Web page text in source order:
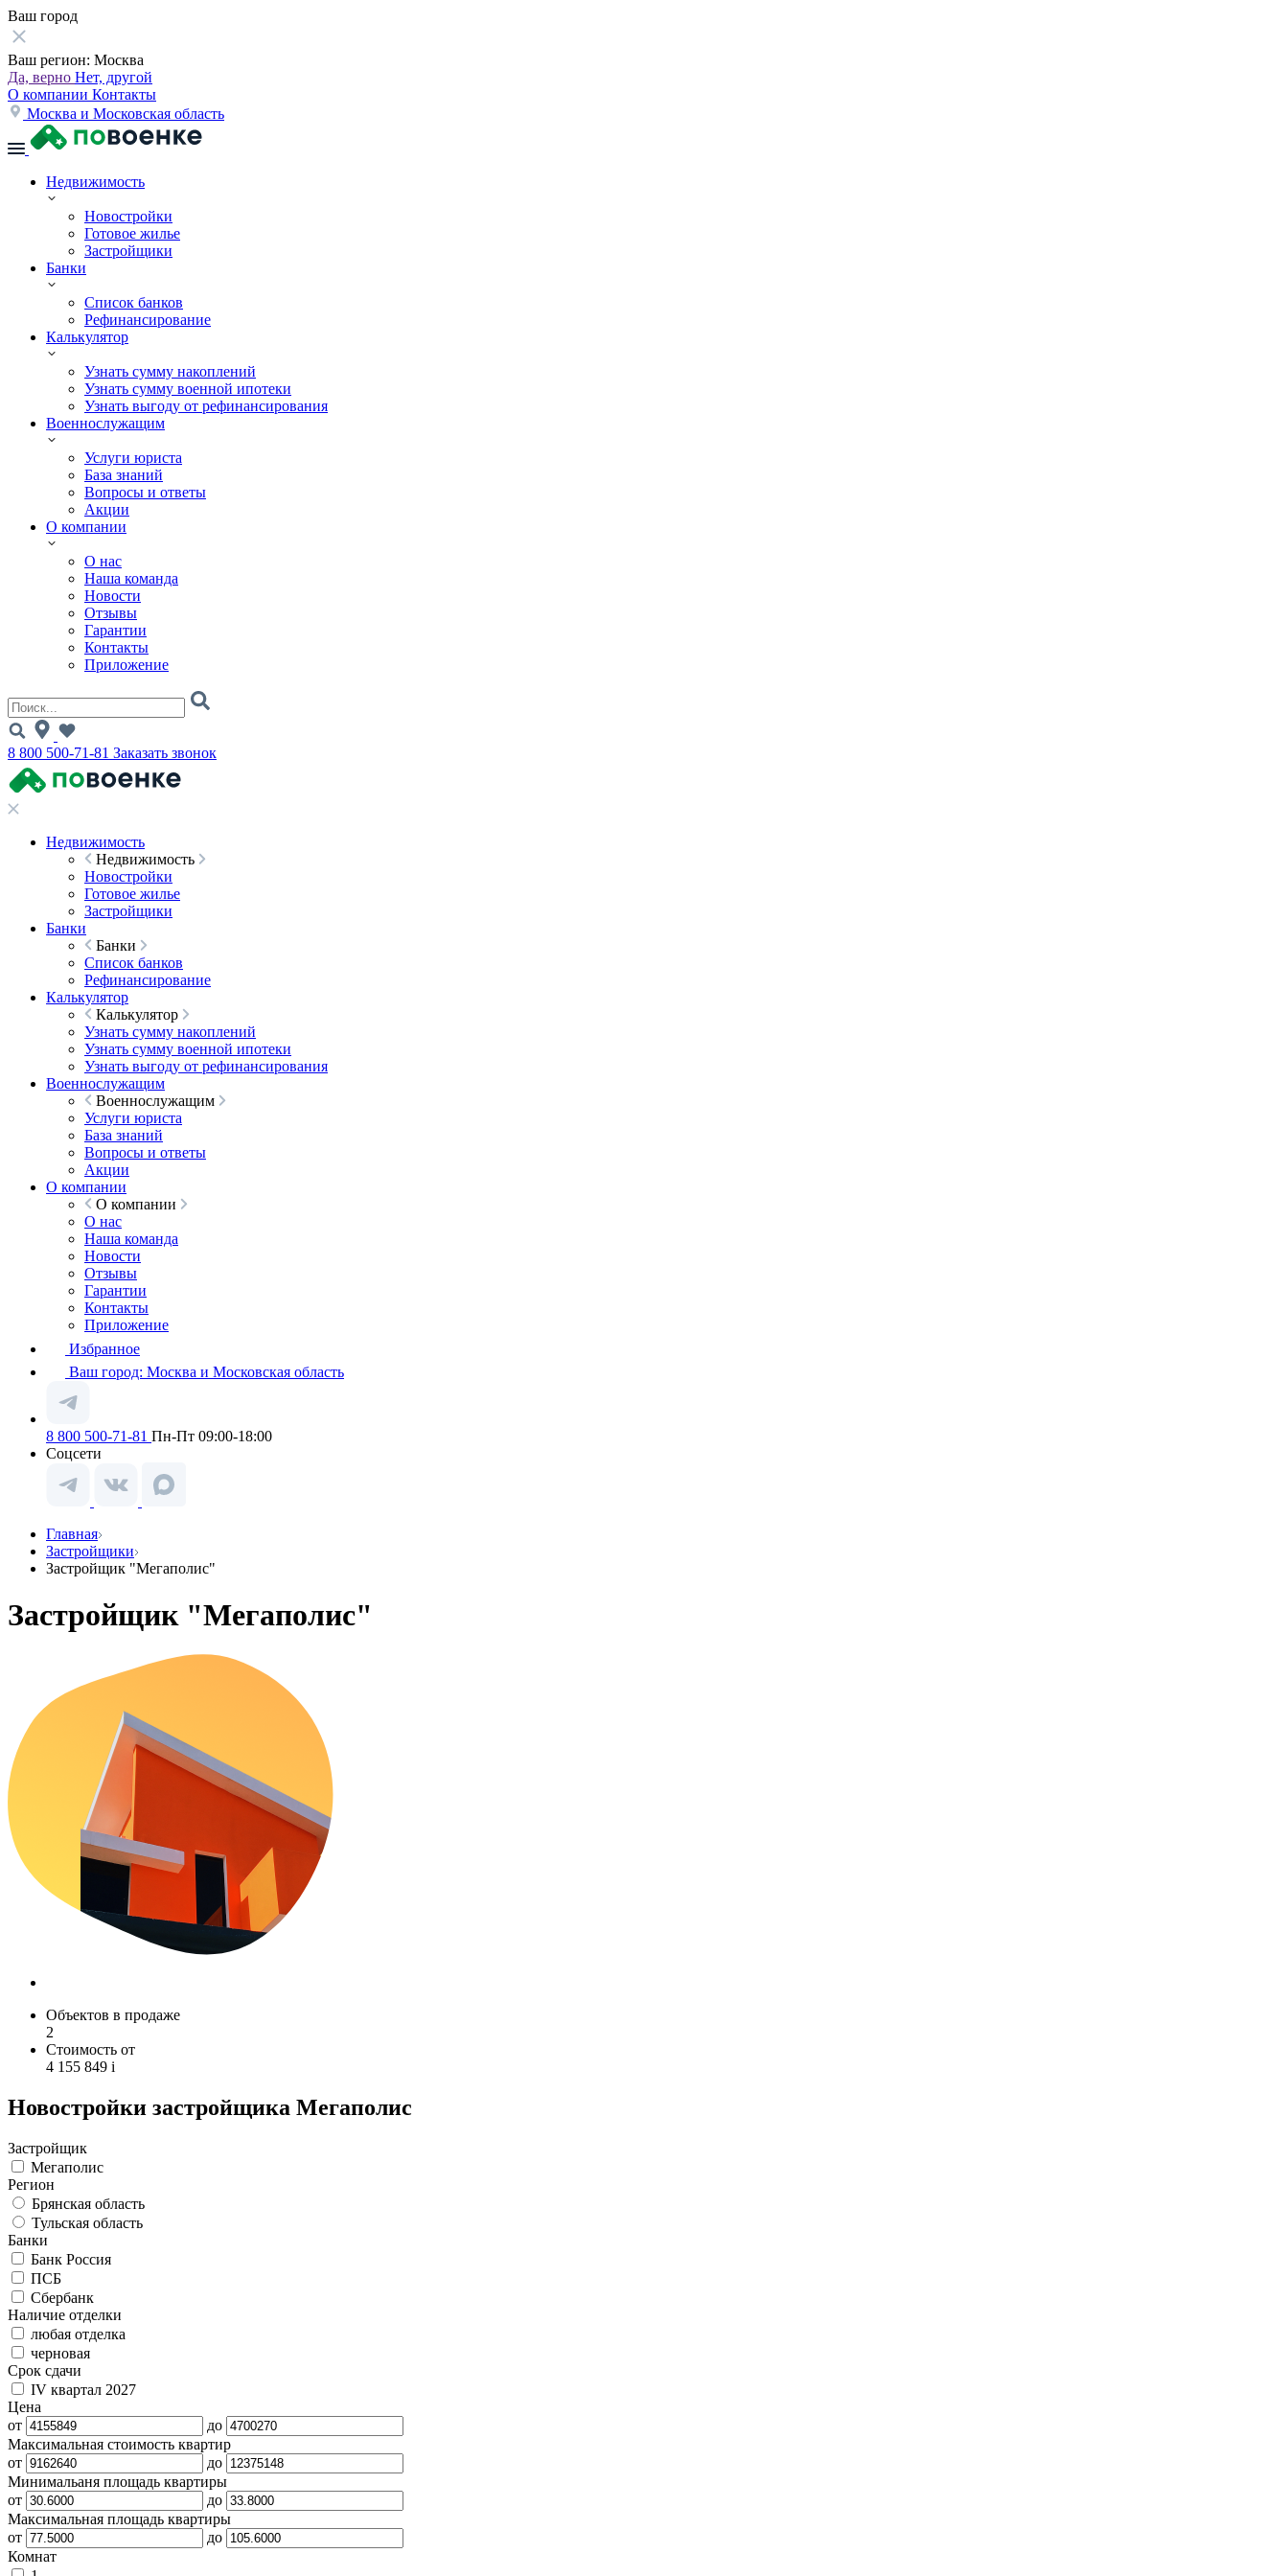
Ваш город
Ваш регион: Москва
Да, верно Нет, другой
О компании Контакты
Москва и Московская область
Недвижимость
Новостройки
Готовое жилье
Застройщики
Банки
Список банков
Рефинансирование
Калькулятор
Узнать сумму накоплений
Узнать сумму военной ипотеки
Узнать выгоду от рефинансирования
Военнослужащим
Услуги юриста
База знаний
Вопросы и ответы
Акции
О компании
О нас
Наша команда
Новости
Отзывы
Гарантии
Контакты
Приложение
8 800 500-71-81 Заказать звонок
Недвижимость
Недвижимость
Новостройки
Готовое жилье
Застройщики
Банки
Банки
Список банков
Рефинансирование
Калькулятор
Калькулятор
Узнать сумму накоплений
Узнать сумму военной ипотеки
Узнать выгоду от рефинансирования
Военнослужащим
Военнослужащим
Услуги юриста
База знаний
Вопросы и ответы
Акции
О компании
О компании
О нас
Наша команда
Новости
Отзывы
Гарантии
Контакты
Приложение
Избранное
Ваш город: Москва и Московская область
8 800 500-71-81 Пн-Пт 09:00-18:00
Соцсети
Главная
Застройщики
Застройщик "Мегаполис"
Застройщик "Мегаполис"
Объектов в продаже
2
Стоимость от
4 155 849 i
Новостройки застройщика Мегаполис
Застройщик
Мегаполис
Регион
Брянская область
Тульская область
Банки
Банк Россия
ПСБ
Сбербанк
Наличие отделки
любая отделка
черновая
Срок сдачи
IV квартал 2027
Цена
от
до
Максимальная стоимость квартир
от
до
Минимальаня площадь квартиры
от
до
Максимальная площадь квартиры
от
до
Комнат